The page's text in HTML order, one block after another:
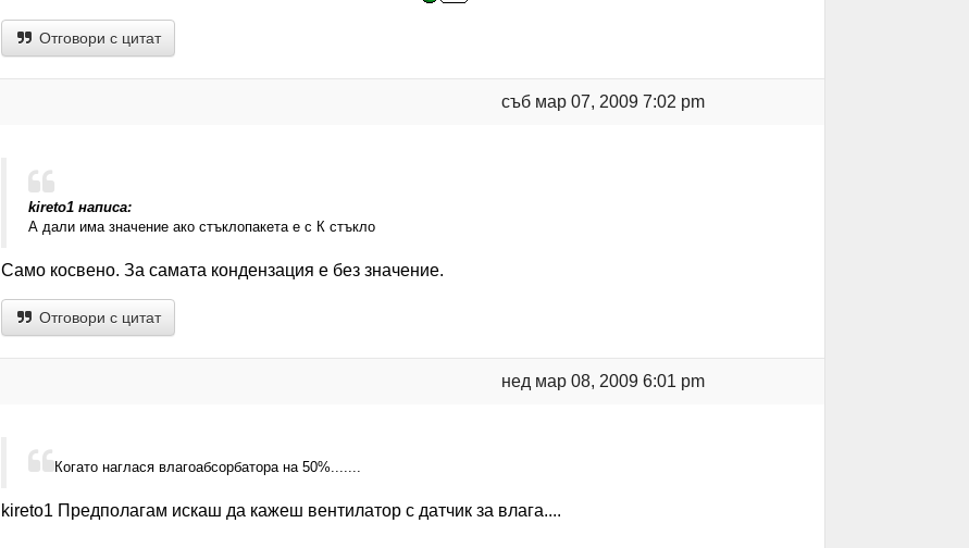
Отговори с цитат
съб мар 07, 2009 7:02 pm
kireto1 написа:
А дали има значение ако стъклопакета е с К стъкло
Само косвено. За самата кондензация е без значение.
Отговори с цитат
нед мар 08, 2009 6:01 pm
Когато наглася влагоабсорбатора на 50%.......
kireto1 Предполагам искаш да кажеш вентилатор с датчик за влага....